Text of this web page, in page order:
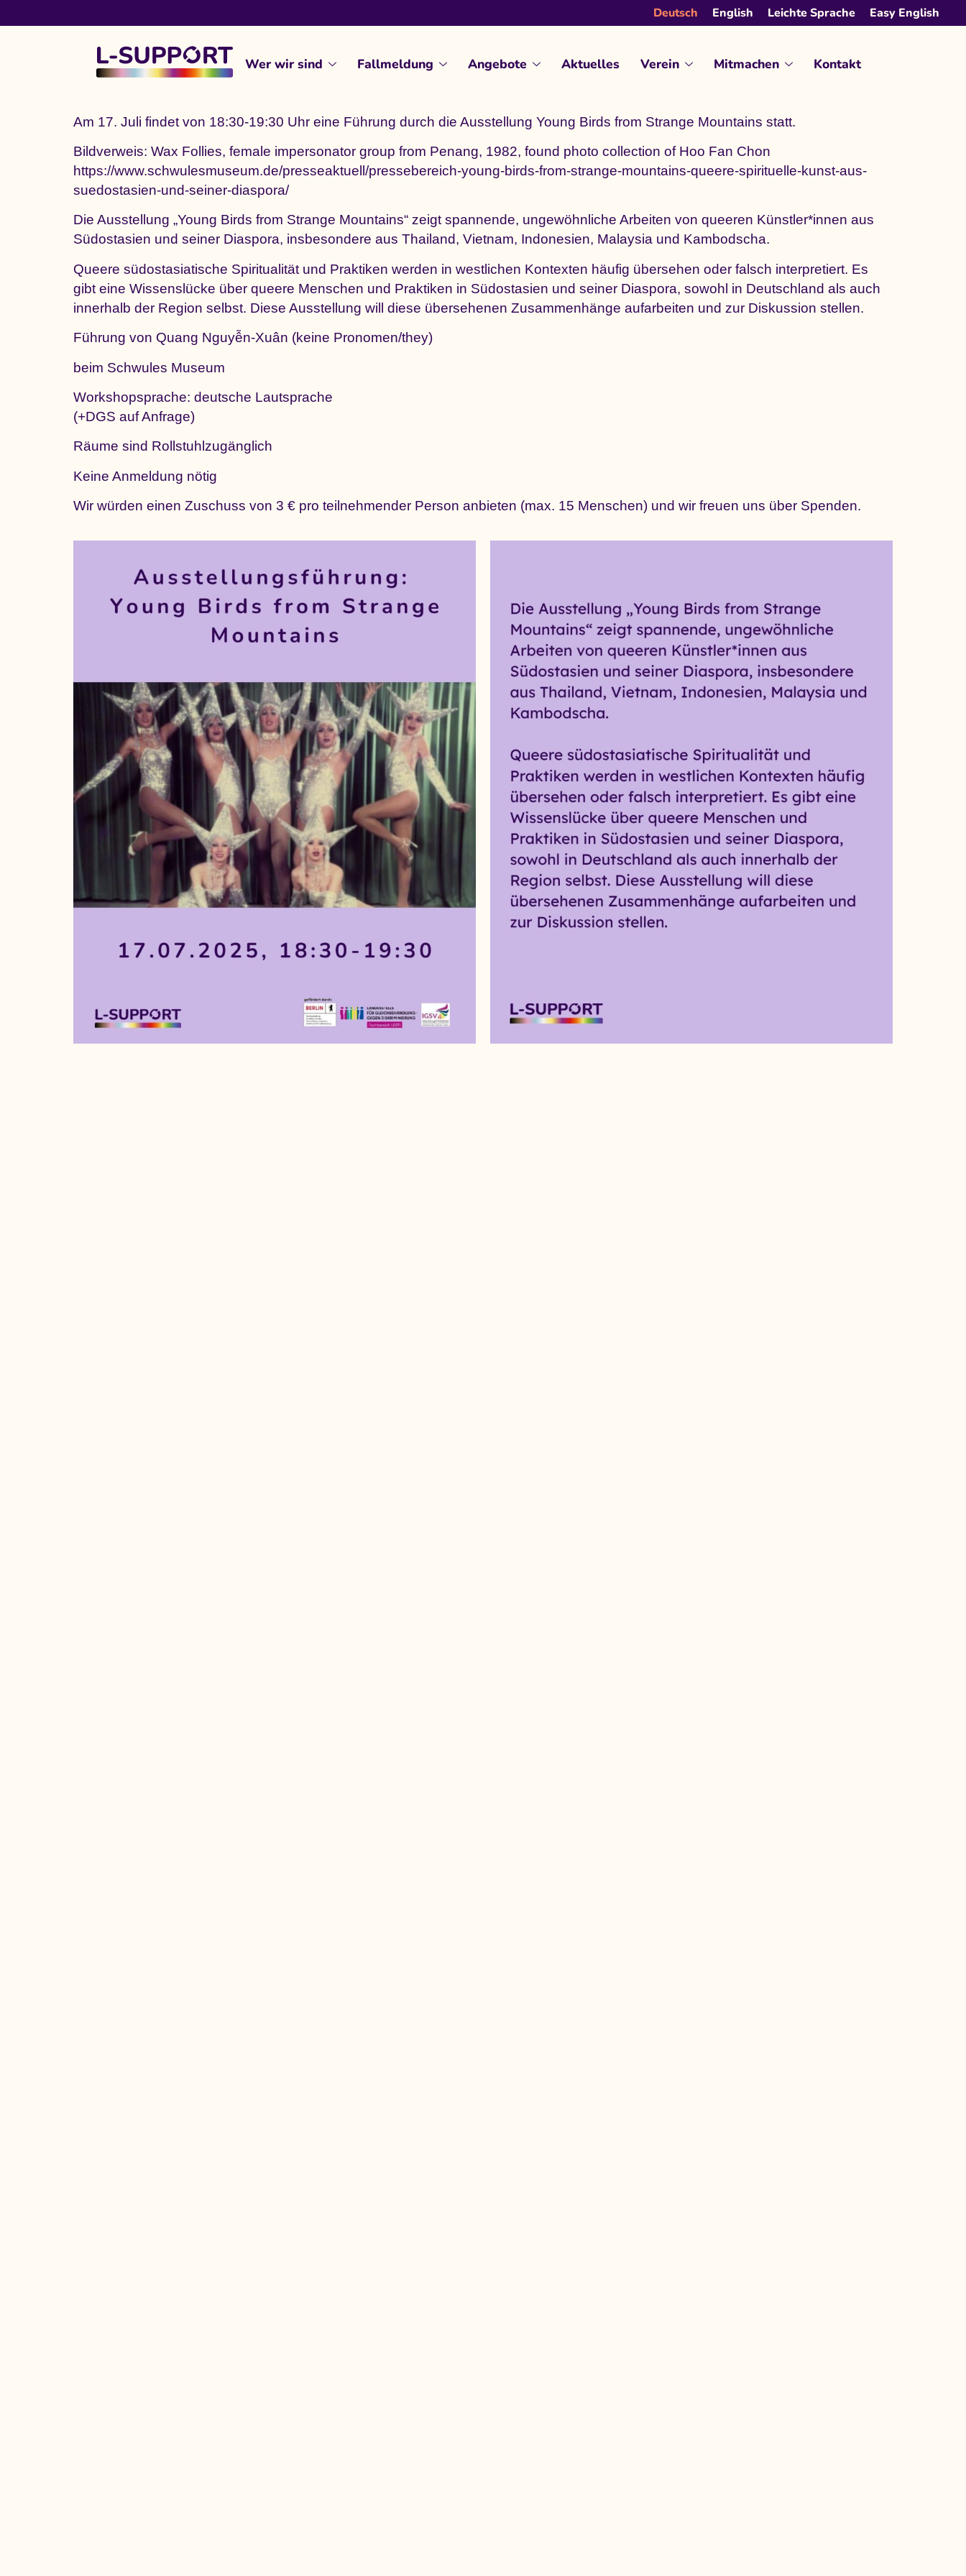
Deutsch English Leichte Sprache Easy English
Wer wir sind Fallmeldung Angebote Aktuelles Verein Mitmachen Kontakt
Am 17. Juli findet von 18:30-19:30 Uhr eine Führung durch die Ausstellung Young Birds from Strange Mountains statt.
Bildverweis: Wax Follies, female impersonator group from Penang, 1982, found photo collection of Hoo Fan Chon
https://www.schwulesmuseum.de/presseaktuell/pressebereich-young-birds-from-strange-mountains-queere-spirituelle-kunst-aus-
suedostasien-und-seiner-diaspora/
Die Ausstellung „Young Birds from Strange Mountains“ zeigt spannende, ungewöhnliche Arbeiten von queeren Künstler*innen aus
Südostasien und seiner Diaspora, insbesondere aus Thailand, Vietnam, Indonesien, Malaysia und Kambodscha.
Queere südostasiatische Spiritualität und Praktiken werden in westlichen Kontexten häufig übersehen oder falsch interpretiert. Es
gibt eine Wissenslücke über queere Menschen und Praktiken in Südostasien und seiner Diaspora, sowohl in Deutschland als auch
innerhalb der Region selbst. Diese Ausstellung will diese übersehenen Zusammenhänge aufarbeiten und zur Diskussion stellen.
Führung von Quang Nguyễn-Xuân (keine Pronomen/they)
beim Schwules Museum
Workshopsprache: deutsche Lautsprache
(+DGS auf Anfrage)
Räume sind Rollstuhlzugänglich
Keine Anmeldung nötig
Wir würden einen Zuschuss von 3 € pro teilnehmender Person anbieten (max. 15 Menschen) und wir freuen uns über Spenden.